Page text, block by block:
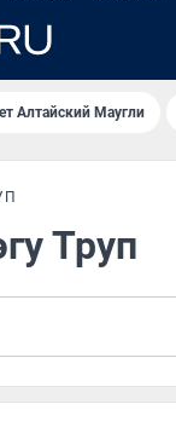
Алтайский Маугли
Труп